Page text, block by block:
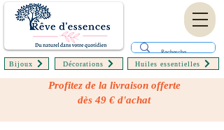
Bijoux Décorations Huiles essentielles
Profitez de la livraison offerte
dès 49 € d'achat